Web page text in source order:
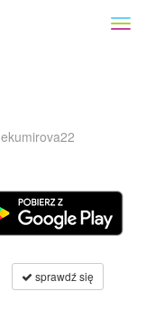
ekumirova22
sprawdź się